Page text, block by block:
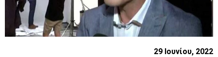
29 Ιουνίου, 2022